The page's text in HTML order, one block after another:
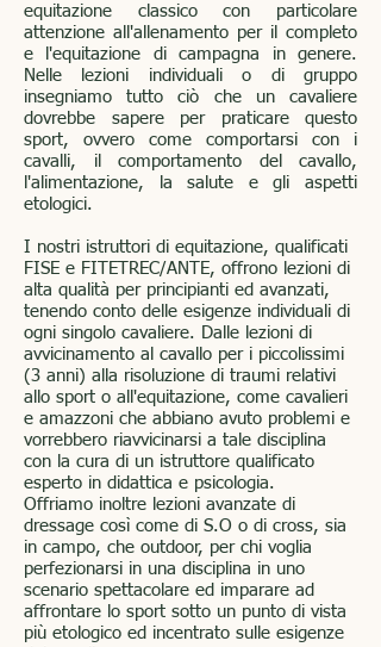
equitazione classico con particolare
attenzione all'allenamento per il completo
e l'equitazione di campagna in genere.
Nelle lezioni individuali o di gruppo
insegniamo tutto ciò che un cavaliere
dovrebbe sapere per praticare questo
sport, ovvero come comportarsi con i
cavalli, il comportamento del cavallo,
l'alimentazione, la salute e gli aspetti
etologici.
I nostri istruttori di equitazione, qualificati
FISE e FITETREC/ANTE, offrono lezioni di
alta qualità per principianti ed avanzati,
tenendo conto delle esigenze individuali di
ogni singolo cavaliere. Dalle lezioni di
avvicinamento al cavallo per i piccolissimi
(3 anni) alla risoluzione di traumi relativi
allo sport o all'equitazione, come cavalieri
e amazzoni che abbiano avuto problemi e
vorrebbero riavvicinarsi a tale disciplina
con la cura di un istruttore qualificato
esperto in didattica e psicologia.
Offriamo inoltre lezioni avanzate di
dressage così come di S.O o di cross, sia
in campo, che outdoor, per chi voglia
perfezionarsi in una disciplina in uno
scenario spettacolare ed imparare ad
affrontare lo sport sotto un punto di vista
più etologico ed incentrato sulle esigenze